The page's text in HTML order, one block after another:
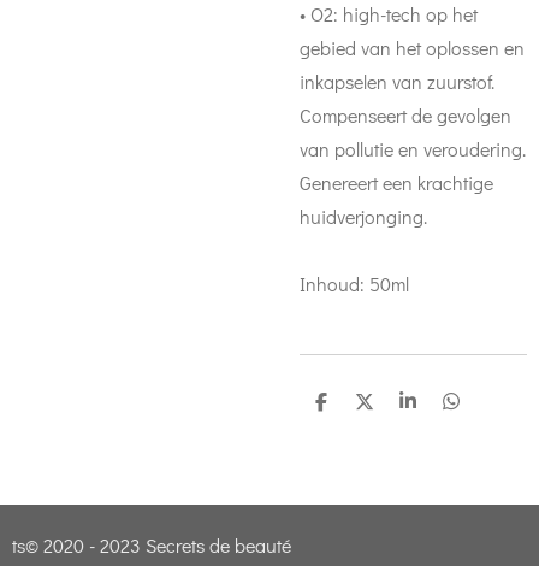
• O2: high-tech op het
gebied van het oplossen en
inkapselen van zuurstof.
Compenseert de gevolgen
van pollutie en veroudering.
Genereert een krachtige
huidverjonging.
Inhoud: 50ml
D
D
S
D
ts© 2020 - 2023 Secrets de beauté